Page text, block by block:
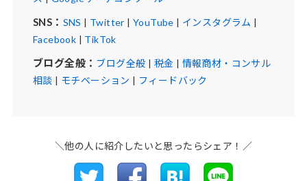
SNS： SNS | Twitter | YouTube | インスタグラム |
Facebook | TikTok
ブログ全般： ブログ全般 | 税金 | 情報商材・コンサル
相談 | モチベーション | フィードバック
＼他の人に紹介したいと思ったらシェア！／